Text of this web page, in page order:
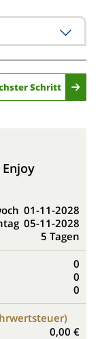
Schritt
01-11-2028
05-11-2028
5 Tagen
0
0
0
0,00 €